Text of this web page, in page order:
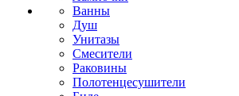
Ванны
Душ
Унитазы
Смесители
Раковины
Полотенцесушители